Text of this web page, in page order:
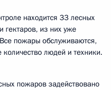
находится 33 лесных
из них уже
пожары обслуживаются,
людей и техники.
пожаров задействовано